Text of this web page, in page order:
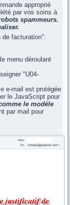
approprié
par vos soins à
spammeurs.
de facturation":
menu déroulant
"U04-
e-mail est protégée
le JavaScript pour
le modèle
par mail pour